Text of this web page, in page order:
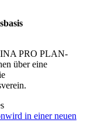
PRO PLAN-
über eine
wird in einer neuen